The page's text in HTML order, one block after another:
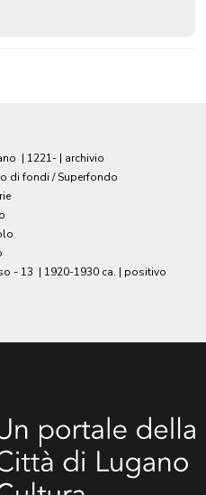
| 1221- | archivio
di fondi / Superfondo
- 13 | 1920-1930 ca. | positivo